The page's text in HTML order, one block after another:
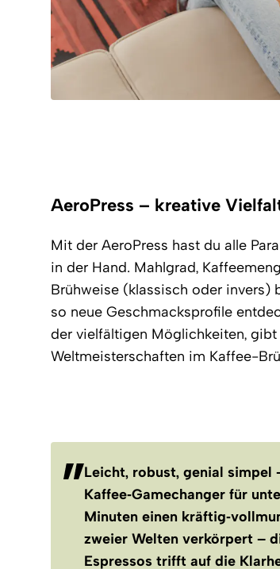
AeroPress – kreative
Mit der AeroPress hast du alle
in der Hand. Mahlgrad,
Brühweise (klassisch oder invers)
so neue Geschmacksprofile
der vielfältigen Möglichkeiten,
Weltmeisterschaften im Kaffee-
Leicht, robust, genial simpel
Kaffee‑Gamechanger für
Minuten einen
zweier Welten verkörpert –
Espressos trifft auf die